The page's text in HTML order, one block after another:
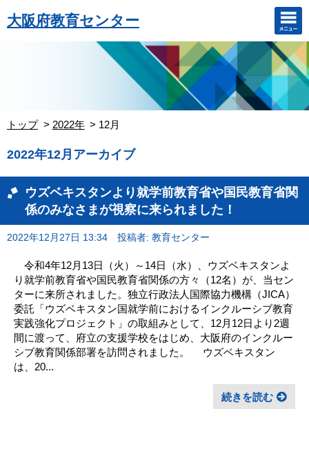
大阪府教育センター
トップ 2022年 12月
2022年12月アーカイブ
ウズベキスタンより就学前教育省や国民教育省関
係のみなさまが視察に来られました！
2022年12月27日 13:34 投稿者: 教育センター
令和4年12月13日（火）～14日（水）、ウズベキスタンよ
り就学前教育省や国民教育省関係の方々（12名）が、当セン
ターに来所されました。独立行政法人国際協力機構（JICA）
委託「ウズベキスタン国就学前におけるインクルーシブ教育
実践強化プロジェクト」の取組みとして、12月12日より2週
間に渡って、府立の支援学校をはじめ、大阪府のインクルー
シブ教育関係部署を訪問されました。 ウズベキスタン
は、20...
続きを読む